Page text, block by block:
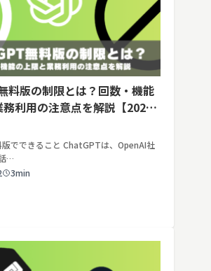
料版の制限とは？回数・機能
務利用の注意点を解説【2026
でできること ChatGPTは、OpenAI社
…
3min